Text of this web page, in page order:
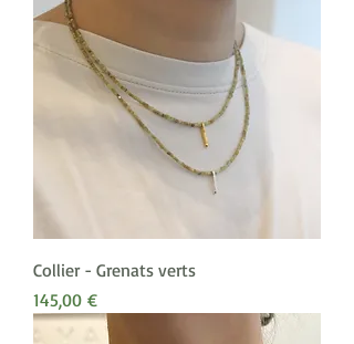
Collier - Grenats verts
Prix
145,00 €